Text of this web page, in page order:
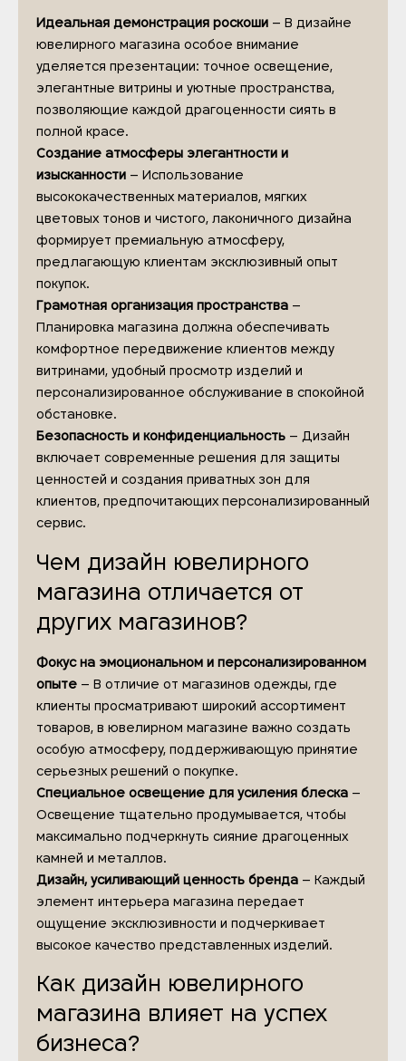
Идеальная демонстрация роскоши – В дизайне
ювелирного магазина особое внимание
уделяется презентации: точное освещение,
элегантные витрины и уютные пространства,
позволяющие каждой драгоценности сиять в
полной красе.
Создание атмосферы элегантности и
изысканности – Использование
высококачественных материалов, мягких
цветовых тонов и чистого, лаконичного дизайна
формирует премиальную атмосферу,
предлагающую клиентам эксклюзивный опыт
покупок.
Грамотная организация пространства –
Планировка магазина должна обеспечивать
комфортное передвижение клиентов между
витринами, удобный просмотр изделий и
персонализированное обслуживание в спокойной
обстановке.
Безопасность и конфиденциальность – Дизайн
включает современные решения для защиты
ценностей и создания приватных зон для
клиентов, предпочитающих персонализированный
сервис.
Чем дизайн ювелирного
магазина отличается от
других магазинов?
Фокус на эмоциональном и персонализированном
опыте – В отличие от магазинов одежды, где
клиенты просматривают широкий ассортимент
товаров, в ювелирном магазине важно создать
особую атмосферу, поддерживающую принятие
серьезных решений о покупке.
Специальное освещение для усиления блеска –
Освещение тщательно продумывается, чтобы
максимально подчеркнуть сияние драгоценных
камней и металлов.
Дизайн, усиливающий ценность бренда – Каждый
элемент интерьера магазина передает
ощущение эксклюзивности и подчеркивает
высокое качество представленных изделий.
Как дизайн ювелирного
магазина влияет на успех
бизнеса?